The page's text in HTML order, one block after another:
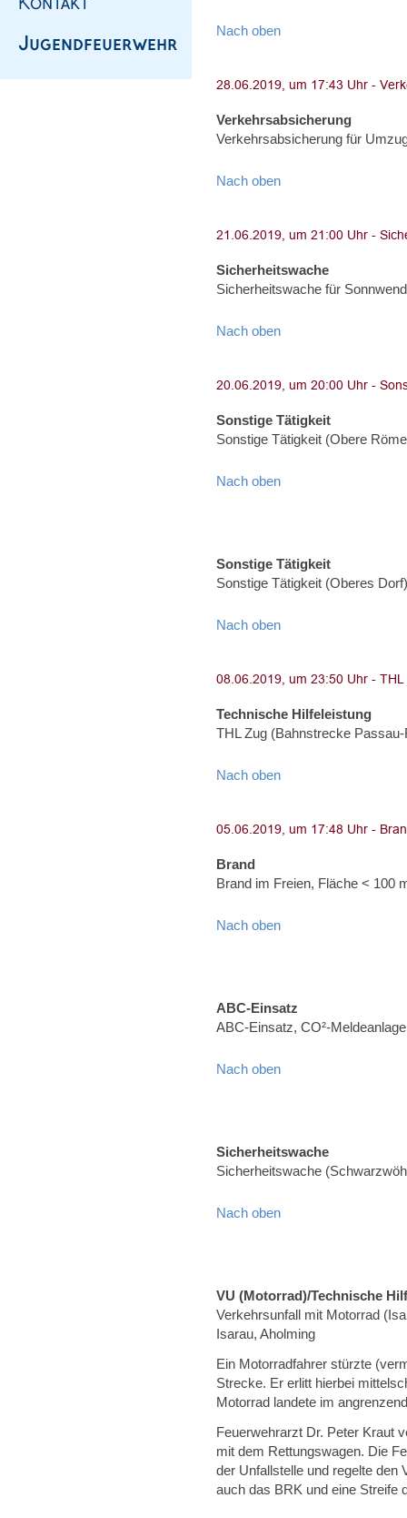
Nach oben
Verkehrsabsicherung
Verkehrsabsicherung für
Nach oben
Sicherheitswache
Sicherheitswache für
Nach oben
Sonstige Tätigkeit
Sonstige Tätigkeit (Obere
Nach oben
Sonstige Tätigkeit
Sonstige Tätigkeit (Oberes
Nach oben
Technische Hilfeleistung
THL Zug (Bahnstrecke
Nach oben
Brand
Brand im Freien, Fläche < 100
Nach oben
ABC-Einsatz
ABC-Einsatz, CO²-
Nach oben
Sicherheitswache
Sicherheitswache
Nach oben
VU (Motorrad)/Technische
Verkehrsunfall mit Motorrad
Isarau, Aholming
Ein Motorradfahrer stürzte
Strecke. Er erlitt hierbei
Motorrad landete im
Feuerwehrarzt Dr. Peter Kraut
mit dem Rettungswagen. Die
der Unfallstelle und regelte den
auch das BRK und eine Streife